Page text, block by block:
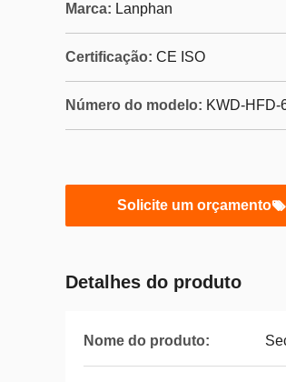
Marca: Lanphan
Certificação: CE ISO
Número do modelo: KWD-HFD-
Solicite um orçamento
Detalhes do produto
Nome do produto: